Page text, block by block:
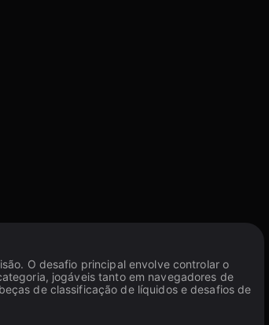
O desafio principal envolve controlar o
jogáveis tanto em navegadores de
de classificação de líquidos e desafios de